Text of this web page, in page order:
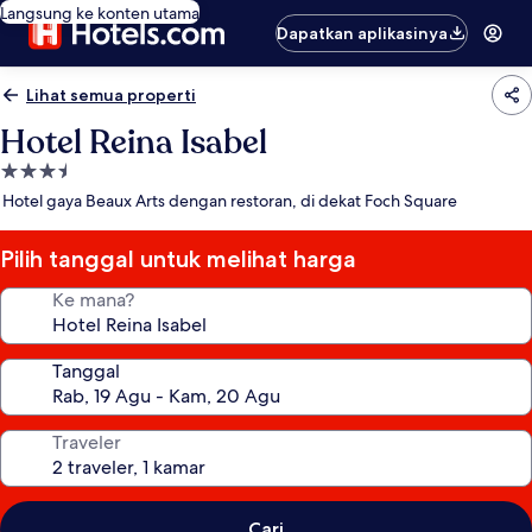
Langsung ke konten utama
Dapatkan aplikasinya
Lihat semua properti
Hotel Reina Isabel
Properti
bintang
Hotel gaya Beaux Arts dengan restoran, di dekat Foch Square
Pilih tanggal untuk melihat harga
Ke mana?
Tanggal
Traveler